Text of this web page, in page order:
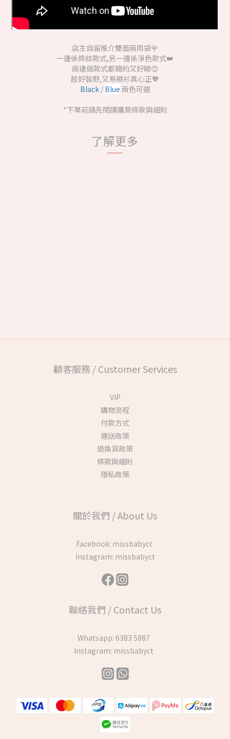
店主自留推介雙面兩用袋🌹
一邊係條紋款式,另一邊係淨色款式👑
兩邊個款式都簡約又好睇😍
超好裝野,又易襯衫真心正💖
Black/ Blue 兩色可選
*下單前請先閱讀購買條款與細則
了解更多
顧客服務 / Customer Services
VIP
購物流程
付款方式
運送政策
退換貨政策
條款與細則
隱私政策
關於我們 / About Us
Facebook: missbabyct
Instagram: missbabyct
聯絡我們 / Contact Us
Whatsapp: 6383 5887
Instagram: missbabyct